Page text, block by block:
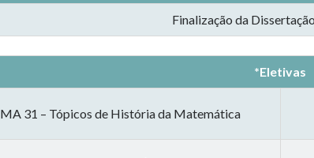
Finalização da
*Eletivas
MA 31 – Tópicos de História da Matemática